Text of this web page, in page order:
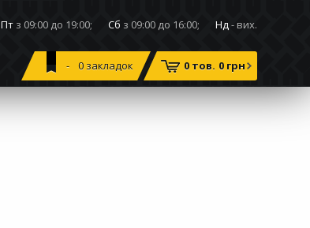
Пн - Пт з 09:00 до 19:00; Сб з 09:00 до 16:00; Нд- вих.
0закладок 0 тов. 0 грн